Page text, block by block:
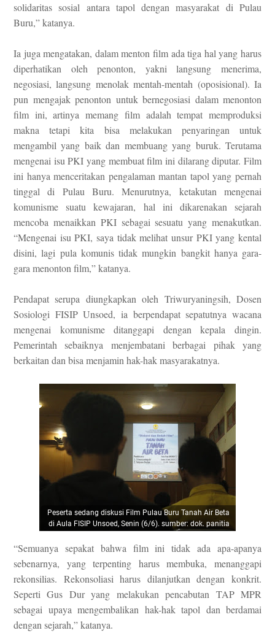
solidaritas sosial antara tapol dengan masyarakat di Pulau
Buru,” katanya.
Ia juga mengatakan, dalam menton film ada tiga hal yang harus
diperhatikan oleh penonton, yakni langsung menerima,
negosiasi, langsung menolak mentah-mentah (oposisional). Ia
pun mengajak penonton untuk bernegosiasi dalam menonton
film ini, artinya memang film adalah tempat memproduksi
makna tetapi kita bisa melakukan penyaringan untuk
mengambil yang baik dan membuang yang buruk. Terutama
mengenai isu PKI yang membuat film ini dilarang diputar. Film
ini hanya menceritakan pengalaman mantan tapol yang pernah
tinggal di Pulau Buru. Menurutnya, ketakutan mengenai
komunisme suatu kewajaran, hal ini dikarenakan sejarah
mencoba menaikkan PKI sebagai sesuatu yang menakutkan.
“Mengenai isu PKI, saya tidak melihat unsur PKI yang kental
disini, lagi pula komunis tidak mungkin bangkit hanya gara-
gara menonton film,” katanya.
Pendapat serupa diungkapkan oleh Triwuryaningsih, Dosen
Sosiologi FISIP Unsoed, ia berpendapat sepatutnya wacana
mengenai komunisme ditanggapi dengan kepala dingin.
Pemerintah sebaiknya menjembatani berbagai pihak yang
berkaitan dan bisa menjamin hak-hak masyarakatnya.
Peserta sedang diskusi Film Pulau Buru Tanah Air Beta
di Aula FISIP Unsoed, Senin (6/6). sumber: dok. panitia
“Semuanya sepakat bahwa film ini tidak ada apa-apanya
sebenarnya, yang terpenting harus membuka, menanggapi
rekonsilias. Rekonsoliasi harus dilanjutkan dengan konkrit.
Seperti Gus Dur yang melakukan pencabutan TAP MPR
sebagai upaya mengembalikan hak-hak tapol dan berdamai
dengan sejarah,” katanya.